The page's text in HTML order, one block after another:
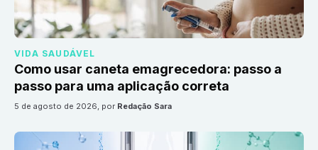
VIDA SAUDÁVEL
Como usar caneta emagrecedora: passo a
passo para uma aplicação correta
5 de agosto de 2026, por Redação Sara